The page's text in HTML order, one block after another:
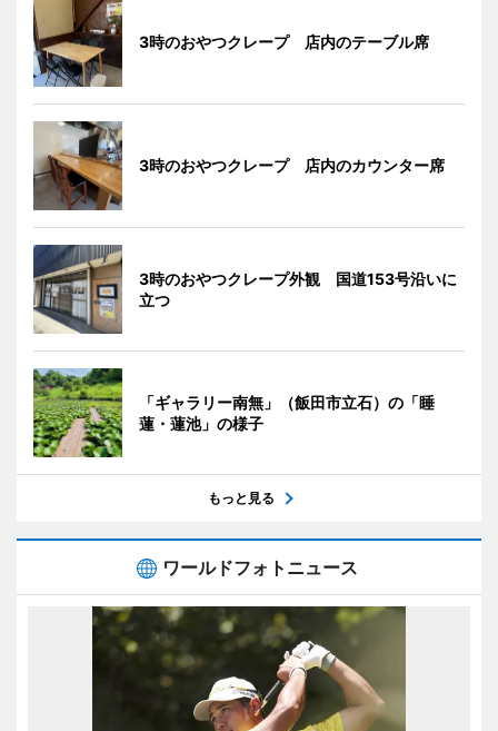
3時のおやつクレープ 店内のテーブル席
3時のおやつクレープ 店内のカウンター席
3時のおやつクレープ外観 国道153号沿いに
立つ
「ギャラリー南無」（飯田市立石）の「睡
蓮・蓮池」の様子
もっと見る
ワールドフォトニュース